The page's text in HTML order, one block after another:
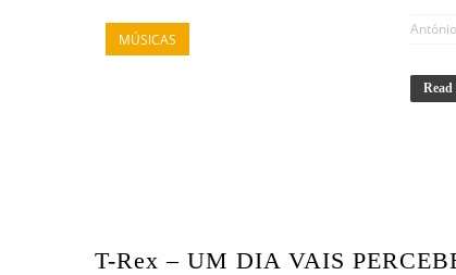
MÚSICAS
T-Rex – UM DIA VAIS